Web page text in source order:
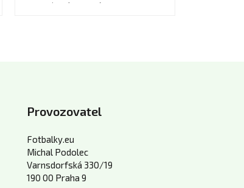
Zlaté zvýraznění nejen zvyšuje
Provozovatel
Fotbalky.eu
Michal Podolec
Varnsdorfská 330/19
190 00 Praha 9